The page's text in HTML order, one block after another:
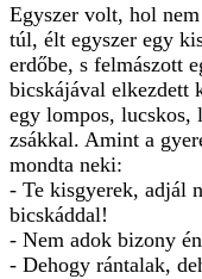
Egyszer volt, hol
túl, élt egyszer egy
erdőbe, s felmászott
bicskájával elkezdett
egy lompos, lucskos,
zsákkal. Amint a
mondta neki:
- Te kisgyerek, adjál
bicskáddal!
- Nem adok bizony
- Dehogy rántalak,